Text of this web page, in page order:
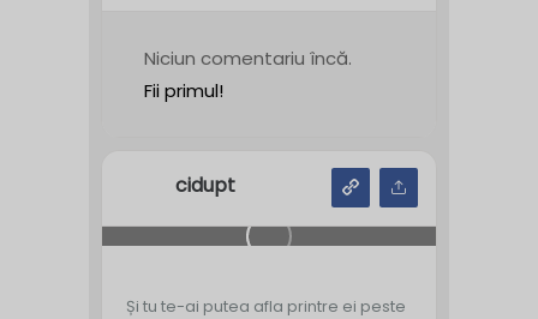
Niciun comentariu încă.
Fii primul!
cidupt
Și tu te-ai putea afla printre ei peste